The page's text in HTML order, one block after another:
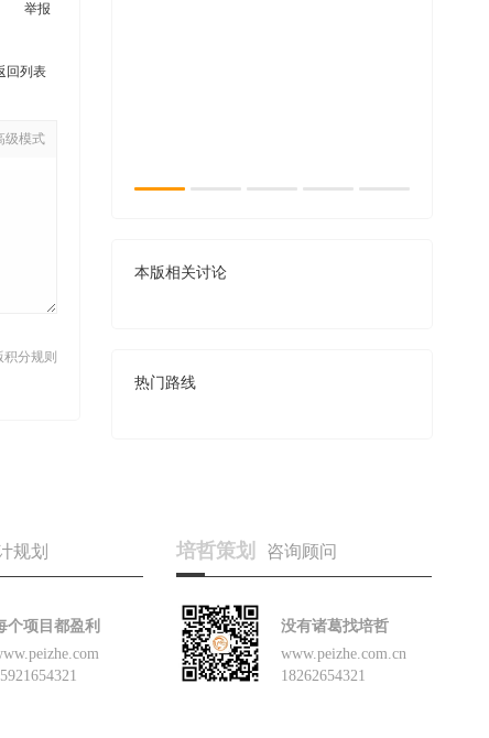
本版相关讨论
热门路线
举报
回列表
级模式
积分规则
规划
个项目都盈利
培哲策划 咨询顾问
没有诸葛找培哲
www.peizhe.com.cn
18262654321